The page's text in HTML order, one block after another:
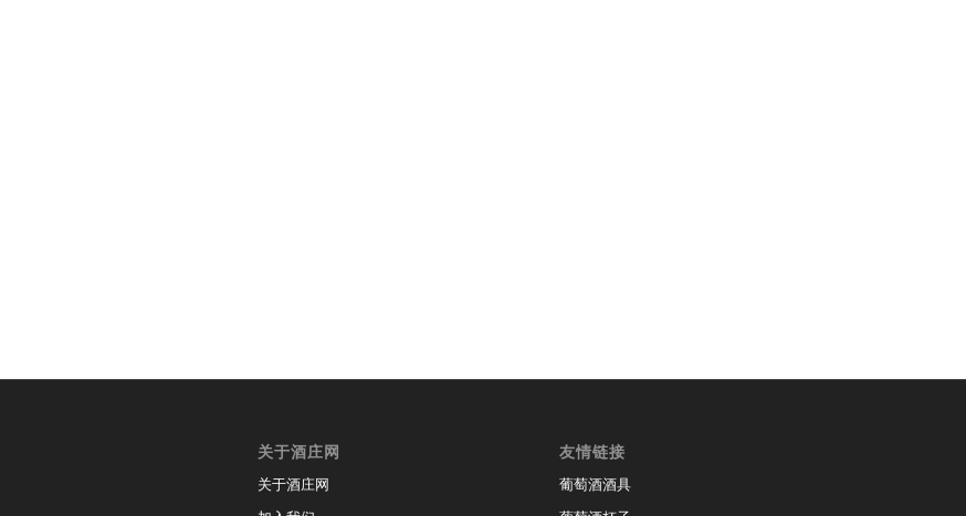
关于酒庄网
关于酒庄网
友情链接
葡萄酒酒具